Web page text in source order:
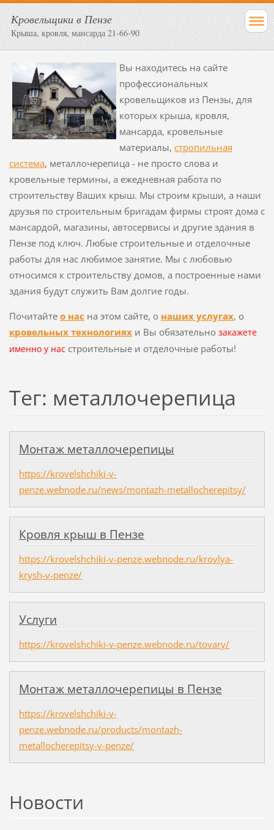
Кровельщики в Пензе
Крыша, кровля, мансарда 21-66-90
Вы находитесь на сайте
профессиональных
кровельщиков из Пензы, для
которых крыша, кровля,
мансарда, кровельные
материалы, стропильная
система, металлочерепица - не просто слова и
кровельные термины, а ежедневная работа по
строительству Ваших крыш. Мы строим крыши, а наши
друзья по строительным бригадам фирмы строят дома с
мансардой, магазины, автосервисы и другие здания в
Пензе под ключ. Любые строительные и отделочные
работы для нас любимое занятие. Мы с любовью
относимся к строительству домов, а построенные нами
здания будут служить Вам долгие годы.
Почитайте о нас на этом сайте, о наших услугах, о
кровельных технологияхи Вы обязательно закажете
именно у нас строительные и отделочные работы!
Тег: металлочерепица
Монтаж металлочерепицы
https://krovelshchiki-v-
penze.webnode.ru/news/montazh-metallocherepitsy/
Кровля крыш в Пензе
https://krovelshchiki-v-penze.webnode.ru/krovlya-
krysh-v-penze/
Услуги
https://krovelshchiki-v-penze.webnode.ru/tovary/
Монтаж металлочерепицы в Пензе
https://krovelshchiki-v-
penze.webnode.ru/products/montazh-
metallocherepitsy-v-penze/
Новости